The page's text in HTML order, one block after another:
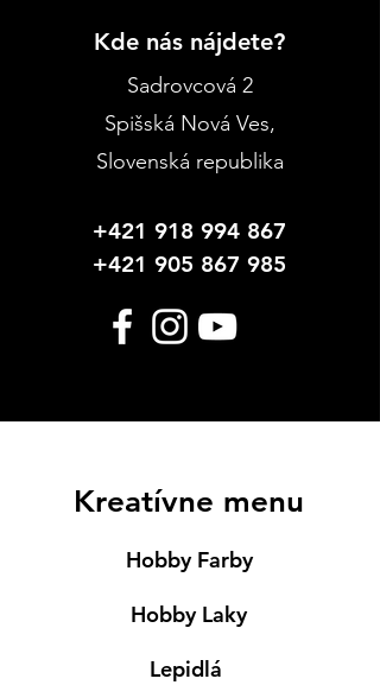
Kde nás nájdete?
Sadrovcová 2
Spišská Nová Ves,
Slovenská republika
+421 918 994 867
+421 905 867 985
Kreatívne menu
Hobby Farby
Hobby Laky
Lepidlá